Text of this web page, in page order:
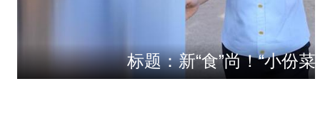
标题：新“食”尚！“小份